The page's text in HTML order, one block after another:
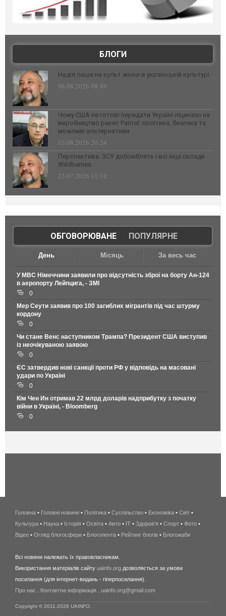
БЛОГИ
Надія лише на культ жінки в українській культурі
06.08.2026 08:49
Чому США не готові передати Україні ліцензію на
виробництво ракет Patriot: політика, безпека та
можливі альтернативи
03.08.2026 20:24
Перспектива: ЗСУ добомблять і всі інші склади
Wildberries
23.07.2026 11:31
ОБГОВОРЮВАНЕ| ПОПУЛЯРНЕ
День Місяць За весь час
У МВС Німеччини заявили про відсутність зброї на борту Ан-124
в аеропорту Лейпцига, - ЗМІ
0
Мер Сеути заявив про 100 загиблих мігрантів під час штурму
кордону
0
Чи стане Венс наступником Трампа? Президент США виступив
із неочікуваною заявою
0
ЄС затвердив нові санкції проти РФ у відповідь на масовані
удари по Україні
0
Кім Чен Ин отримав 22 млрд доларів надприбутку з початку
війни в Україні, - Bloomberg
0
беспроводной
интернет
киев
wimax
в
Головна • Головні новини • Політика • Суспільство • Економіка • Світ •
Культура • Наука • Історія • Освіта • Авто • IT • Здоров'я • Спорт • Фото •
Відео • Огляд блогосфери • Блоголента • Рейтинг блогів • Блогожаби
Всі новини належать їх правовласникам.
Використання матеріалів сайту uainfo.org дозволяється за умови
посилання (для інтернет-видань - гіперпосилання).
Про нас
Контактна інформація uainfo.org@gmail.com
Copyright © 2011-2026 UAINFO.